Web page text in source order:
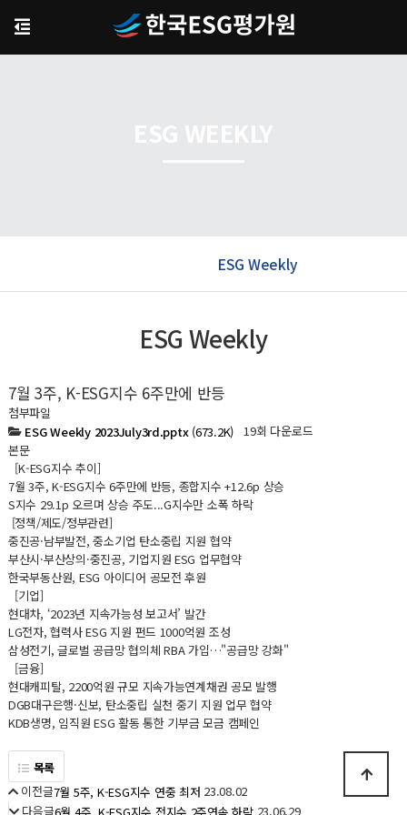
ESG Weekly
ESG Weekly
7월 3주, K-ESG지수 6주만에 반등
첨부파일
ESG Weekly 2023July3rd.pptx(673.2K) 19회 다운로드
본문
[K-ESG지수 추이]
7월 3주, K-ESG지수 6주만에 반등, 종합지수 +12.6p 상승
S지수 29.1p 오르며 상승 주도...G지수만 소폭 하락
[정책/제도/정부관련]
중진공·남부발전, 중소기업 탄소중립 지원 협약
부산시·부산상의·중진공, 기업지원 ESG 업무협약
한국부동산원, ESG 아이디어 공모전 후원
[기업]
현대차, ‘2023년 지속가능성 보고서’ 발간
LG전자, 협력사 ESG 지원 펀드 1000억원 조성
삼성전기, 글로벌 공급망 협의체 RBA 가입…"공급망 강화"
[금융]
현대캐피탈, 2200억원 규모 지속가능연계채권 공모 발행
DGB대구은행·신보, 탄소중립 실천 중기 지원 업무 협약
KDB생명, 임직원 ESG 활동 통한 기부금 모금 캠페인
목록
이전글7월 5주, K-ESG지수 연중 최저 23.08.02
다음글
23.06.29